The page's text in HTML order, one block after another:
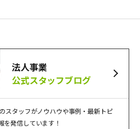
法人事業
公式スタッフブログ
スタッフがノウハウや事例・最新トピ
を発信しています！